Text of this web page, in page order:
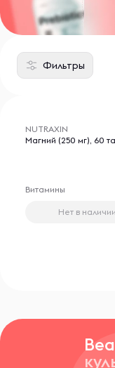
Фильтры
NUTRAXIN
Магний (250 мг), 60
Витамины
Нет в наличии